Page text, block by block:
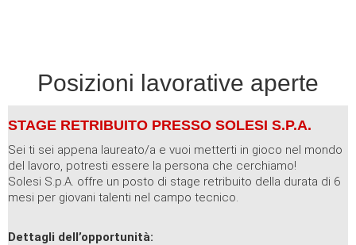
Posizioni lavorative aperte
STAGE RETRIBUITO PRESSO SOLESI S.P.A.
Sei ti sei appena laureato/a e vuoi metterti in gioco nel mondo
del lavoro, potresti essere la persona che cerchiamo!
Solesi S.p.A. offre un posto di stage retribuito della durata di 6
mesi per giovani talenti nel campo tecnico.
Dettagli dell’opportunità: